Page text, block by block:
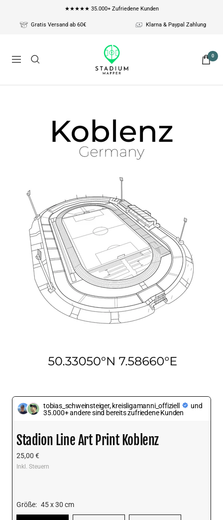
★★★★★ 35.000+ Zufriedene Kunden
Gratis Versand ab 60€ Klarna & Paypal Zahlung
Navigation
Stadium
0
tobias_schweinsteiger, kreisligamanni_offiziell
und
35.000+ andere sind bereits zufriedene Kunden
Stadion Line Art Print Koblenz
Angebotspreis
25,00 €
Inkl. Steuern
Größe: 45 x 30 cm